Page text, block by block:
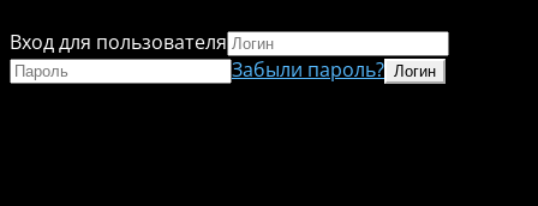
Вход для пользователя
Забыли пароль?